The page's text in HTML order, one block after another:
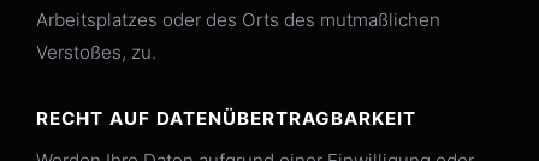
Arbeitsplatzes oder des Orts des mutmaßlichen
Verstoßes, zu.
RECHT AUF DATENÜBERTRAGBARKEIT